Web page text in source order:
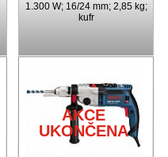
1.300 W; 16/24 mm; 2,85 kg;
kufr
AKCE
UKONČENA